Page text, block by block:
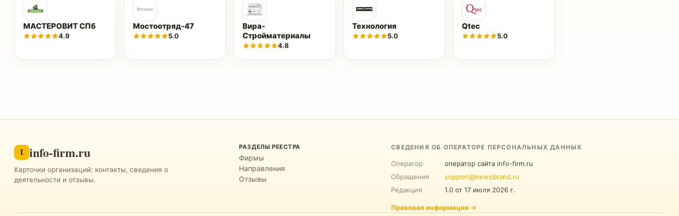
МАСТЕРОВИТ СПб
4.9
Мостоотряд-47
5.0
Вира-
Стройматериалы
4.8
Технология
5.0
Qtec
5.0
I info-firm.ru
Карточки организаций: контакты, сведения о
деятельности и отзывы.
РАЗДЕЛЫ РЕЕСТРА
Фирмы
Направления
Отзывы
СВЕДЕНИЯ ОБ ОПЕРАТОРЕ ПЕРСОНАЛЬНЫХ ДАННЫХ
Оператор
оператор сайта info-firm.ru
Обращения
support@newsbrand.ru
Редакция
1.0 от17 июля 2026 г.
Правовая информация →